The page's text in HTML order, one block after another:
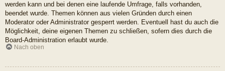
werden kann und bei denen eine laufende Umfrage, falls vorhanden,
beendet wurde. Themen können aus vielen Gründen durch einen
Moderator oder Administrator gesperrt werden. Eventuell hast du auch die
Möglichkeit, deine eigenen Themen zu schließen, sofern dies durch die
Board-Administration erlaubt wurde.
Nach oben